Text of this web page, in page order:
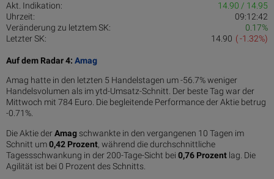
Akt. Indikation:
14.90 / 14.95
Uhrzeit:
09:12:42
Veränderung zu letztem SK:
0.17%
Letzter SK:
( -1.32%)
14.90
Auf dem Radar 4: Amag
Amag hatte in den letzten 5 Handelstagen um -56.7% weniger
Handelsvolumen als im ytd-Umsatz-Schnitt. Der beste Tag war der
Mittwoch mit 784 Euro. Die begleitende Performance der Aktie betrug
-0.71%.
Die Aktie derAmag schwankte in den vergangenen 10 Tagen im
Schnitt um0,42 Pro­zent, während die durchschnittliche
Tagessschwankung in der 200-Tage-Sicht bei 0,76 Prozent lag. Die
Agilität ist bei 0 Prozent des Schnitts.